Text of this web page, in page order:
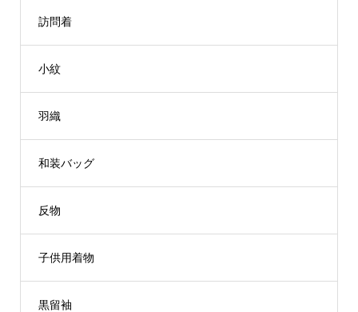
訪問着
小紋
羽織
和装バッグ
反物
子供用着物
黒留袖